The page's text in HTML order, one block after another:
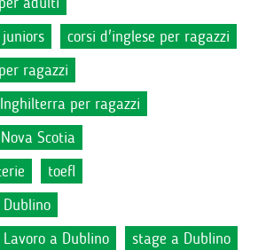
corsi d'inglese per ragazzi
ragazzi
per ragazzi
Scotia
toefl
a Dublino
stage a Dublino